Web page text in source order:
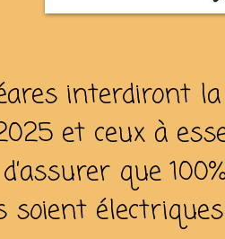
interdiront
et ceux à
que
électriques